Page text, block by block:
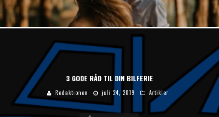
3 GODE RÅD TIL DIN BILFERIE
Redaktionen juli 24, 2019 Artikler